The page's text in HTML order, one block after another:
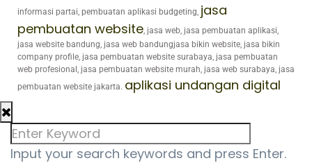
informasi partai, pembuatan aplikasi budgeting, jasa
pembuatan website, jasa web, jasa pembuatan aplikasi,
jasa website bandung, jasa web bandungjasa bikin website, jasa bikin
company profile, jasa pembuatan website surabaya, jasa pembuatan
web profesional, jasa pembuatan website murah, jasa web surabaya, jasa
pembuatan website jakarta. aplikasi undangan digital
Input your search keywords and press Enter.